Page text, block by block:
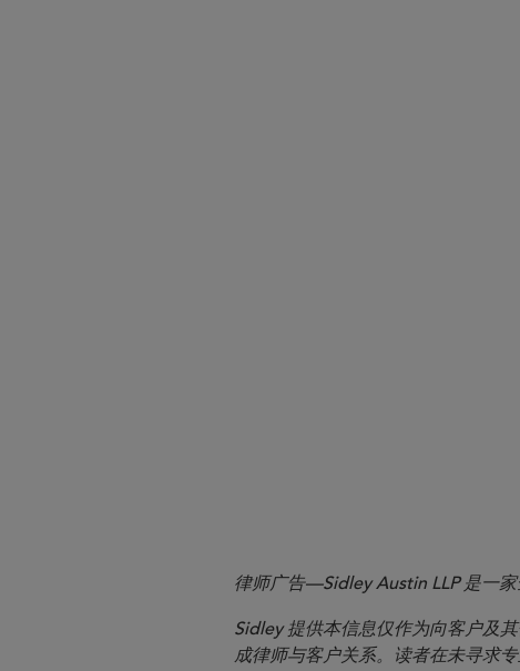
律师广告—Sidley Austin LLP 是一
Sidley 提供本信息仅作为向客户及
成律师与客户关系。读者在未寻求